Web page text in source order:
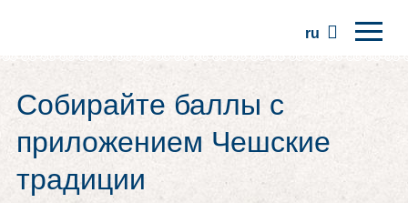
ru
Регионы
Традиции
Экскурсии
Собирайте баллы с
приложением Чешские
традиции